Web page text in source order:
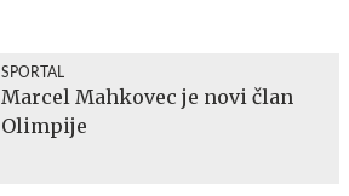
SPORTAL
Marcel Mahkovec je novi član
Olimpije